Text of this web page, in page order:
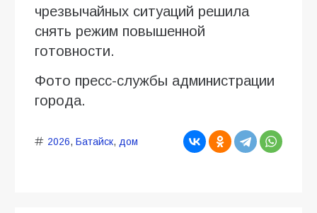
чрезвычайных ситуаций решила
снять режим повышенной
готовности.
Фото пресс-службы администрации
города.
2026, Батайск, дом